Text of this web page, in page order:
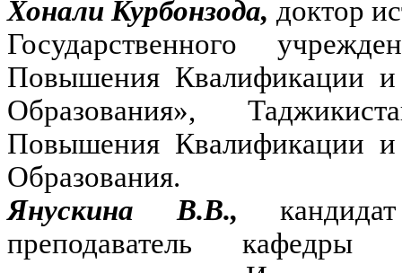
Хонали Курбонзода, доктор
Государственного
Повышения Квалификации и
Образования»,
Повышения Квалификации и
Образования.
Янускина В.В.,
преподаватель кафедры